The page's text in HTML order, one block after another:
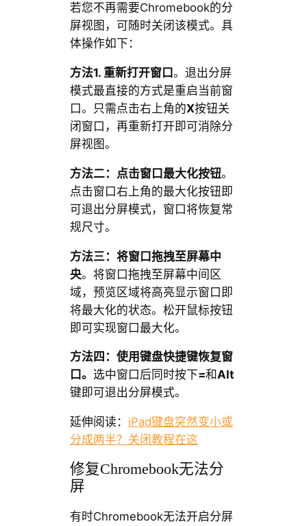
若您不再需要Chromebook的分
屏视图，可随时关闭该模式。具
体操作如下：
方法1. 重新打开窗口。退出分屏
模式最直接的方式是重启当前窗
口。只需点击右上角的X按钮关
闭窗口，再重新打开即可消除分
屏视图。
方法二：点击窗口最大化按钮。
点击窗口右上角的最大化按钮即
可退出分屏模式，窗口将恢复常
规尺寸。
方法三：将窗口拖拽至屏幕中
央。将窗口拖拽至屏幕中间区
域，预览区域将高亮显示窗口即
将最大化的状态。松开鼠标按钮
即可实现窗口最大化。
方法四：使用键盘快捷键恢复窗
口。 选中窗口后同时按下=和Alt
键即可退出分屏模式。
延伸阅读： iPad键盘突然变小或
分成两半？关闭教程在这
修复Chromebook无法分
屏
有时Chromebook无法开启分屏